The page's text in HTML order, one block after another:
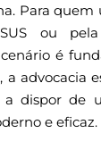
Para quem
ou
é
advocacia
a dispor de
e eficaz.